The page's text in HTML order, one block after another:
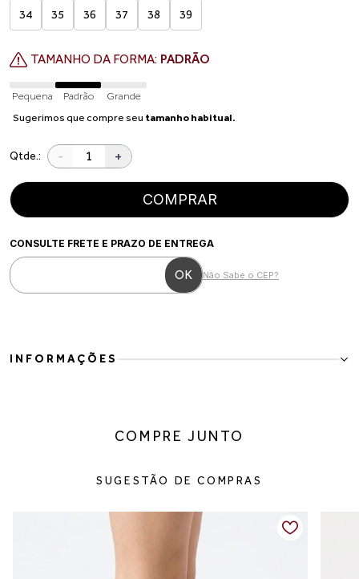
34 35 36 37 38 39
TAMANHO DA FORMA: PADRÃO
Pequena Padrão
Grande
Sugerimos que compre seu tamanho habitual.
Qtde.: - +
COMPRAR
CONSULTE FRETE E PRAZO DE ENTREGA
Não Sabe o CEP?
INFORMAÇÕES
estruturado traz modernidade ao visual, enquanto o salto médio
Detalhes do produto:
Fechamento: calce fácil
Salto: aproximadamente 8 cm
Diferenciais: design clean com cano estruturado e acabamento
COMPRE JUNTO
SUGESTÃO DE COMPRAS